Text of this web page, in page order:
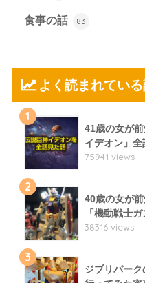
食事の話 83
よく読まれてい
1
41歳の女が
イデオン」
75941 views
2
40歳の女が
「機動戦士
38316 views
3
ジブリパー